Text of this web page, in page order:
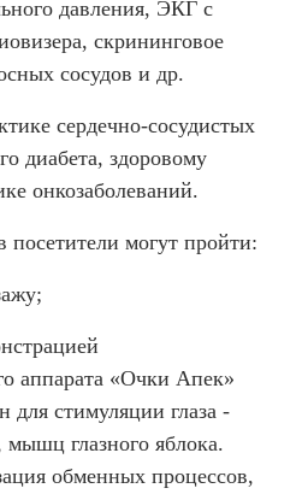
давления, ЭКГ с
скрининговое
сосудов и др.
сердечно-сосудистых
диабета, здоровому
онкозаболеваний.
посетители могут пройти:
аппарата «Очки Апек»
для стимуляции глаза -
мышц глазного яблока.
обменных процессов,